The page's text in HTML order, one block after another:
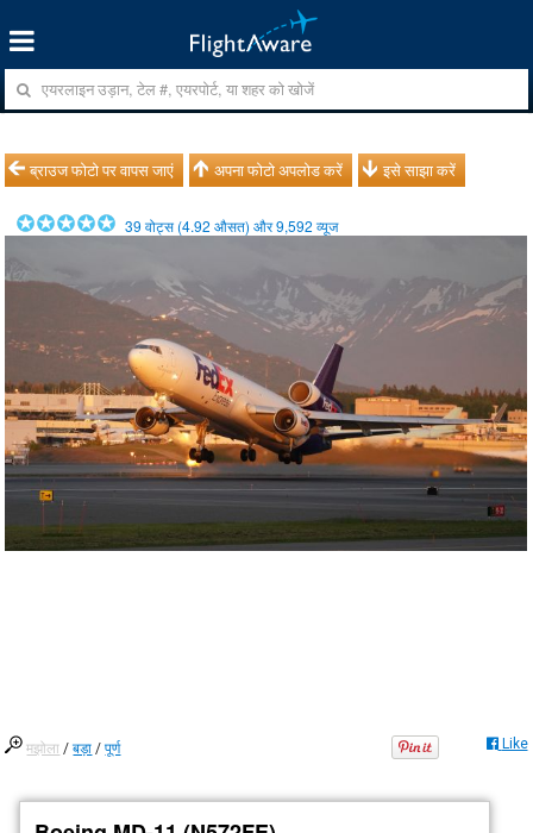
ब्राउज फोटो पर वापस जाएं अपना फोटो अपलोड करें इसे साझा करें
39 वोट्स (4.92 औसत) और9,592 व्यूज
मझोला /बड़ा /पूर्ण Like